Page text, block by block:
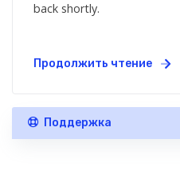
back shortly.
Продолжить чтение
Поддержка